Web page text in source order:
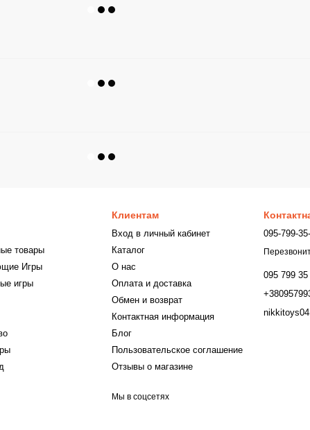
товары
Игры
игры
Клиентам
Вход в личный кабинет
Каталог
О нас
Оплата и доставка
Обмен и возврат
Контактная информация
Блог
Пользовательское соглашение
Отзывы о магазине
Мы в соцсетях
095-799-
095 799 35